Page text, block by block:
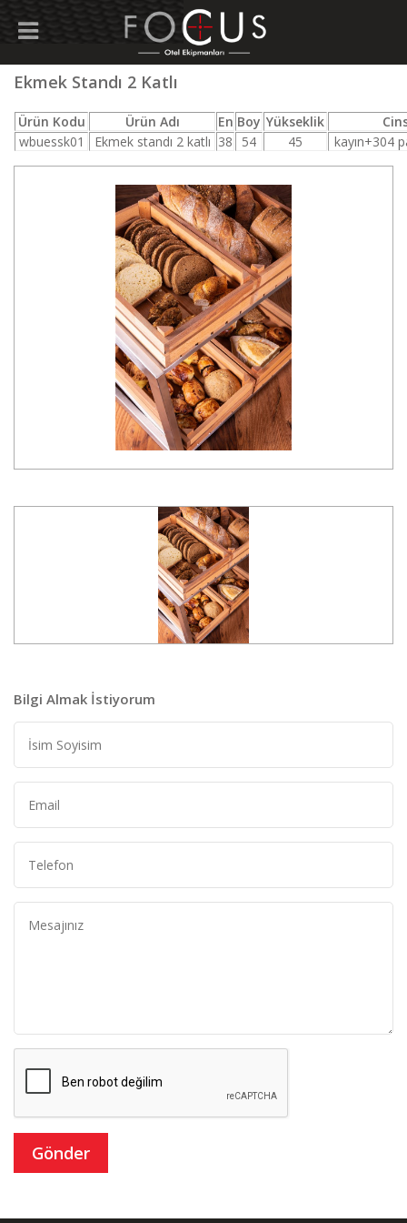
Ekmek Standı 2 Katlı
Ürün Kodu Ürün Adı En Boy Yükseklik
wbuessk01
Ekmek standı 2 katlı 38 54 45 kayın+304
Bilgi Almak İstiyorum